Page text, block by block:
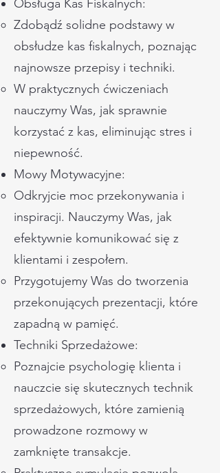
Obsługa Kas Fiskalnych:
Zdobądź solidne podstawy w
obsłudze kas fiskalnych, poznając
najnowsze przepisy i techniki.
W praktycznych ćwiczeniach
nauczymy Was, jak sprawnie
korzystać z kas, eliminując stres i
niepewność.
Mowy Motywacyjne:
Odkryjcie moc przekonywania i
inspiracji. Nauczymy Was, jak
efektywnie komunikować się z
klientami i zespołem.
Przygotujemy Was do tworzenia
przekonujących prezentacji, które
zapadną w pamięć.
Techniki Sprzedażowe:
Poznajcie psychologię klienta i
nauczcie się skutecznych technik
sprzedażowych, które zamienią
prowadzone rozmowy w
zamknięte transakcje.